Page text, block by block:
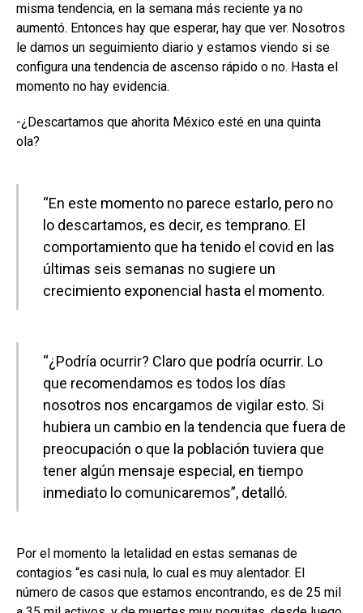
misma tendencia, en la semana más reciente ya no
aumentó. Entonces hay que esperar, hay que ver. Nosotros
le damos un seguimiento diario y estamos viendo si se
configura una tendencia de ascenso rápido o no. Hasta el
momento no hay evidencia.
-¿Descartamos que ahorita México esté en una quinta
ola?
“En este momento no parece estarlo, pero no
lo descartamos, es decir, es temprano. El
comportamiento que ha tenido el covid en las
últimas seis semanas no sugiere un
crecimiento exponencial hasta el momento.
“¿Podría ocurrir? Claro que podría ocurrir. Lo
que recomendamos es todos los días
nosotros nos encargamos de vigilar esto. Si
hubiera un cambio en la tendencia que fuera de
preocupación o que la población tuviera que
tener algún mensaje especial, en tiempo
inmediato lo comunicaremos”, detalló.
Por el momento la letalidad en estas semanas de
contagios “es casi nula, lo cual es muy alentador. El
número de casos que estamos encontrando, es de 25 mil